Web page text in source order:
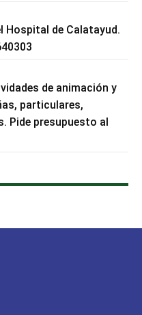
Hospital de Calatayud.
de animación y
particulares,
Pide presupuesto al